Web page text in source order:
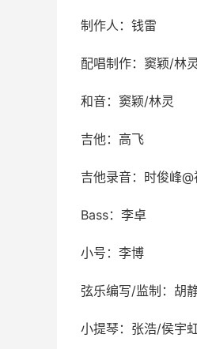
制作人：钱雷
配唱制作：窦颖/林灵
和音：窦颖/林灵
吉他：高飞
吉他录音：时俊峰
Bass：李卓
小号：李博
弦乐编写/监制：胡
小提琴：张浩/侯宇